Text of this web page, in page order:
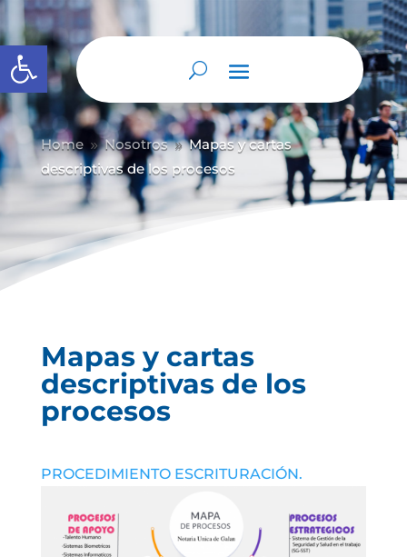
Abrir barra de herramientas
Home 9 Nosotros 9 Mapas y cartas
descriptivas de los procesos
Mapas y cartas
descriptivas de los
procesos
PROCEDIMIENTO ESCRITURACIÓN.